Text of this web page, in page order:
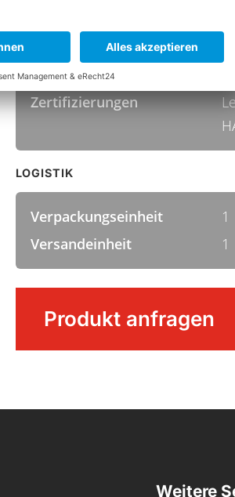
Produkt anfragen
HYGIENESTANDARDS
Zertifizierungen
LOGISTIK
Verpackungseinheit
1
Versandeinheit
1
Weitere